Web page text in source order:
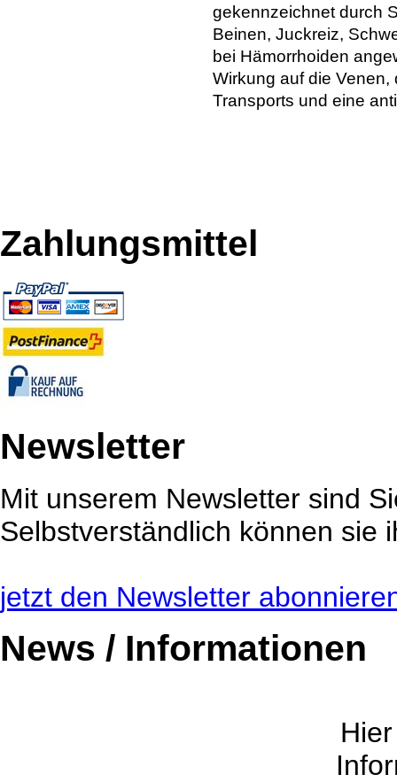
gekennzeichnet durch
Beinen, Juckreiz,
bei Hämorrhoiden
Wirkung auf die
Transports und eine
Zahlungsmittel
Newsletter
Mit unserem Newsletter sind
Selbstverständlich können sie
jetzt den Newsletter
News / Informationen